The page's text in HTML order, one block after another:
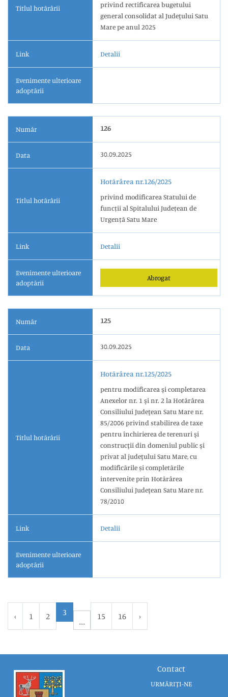
Titlul hotărârii
privind rectificarea bugetului
general consolidat al Judeţului Satu
Mare pe anul 2025
Link Detalii
Evenimente ulterioare
adoptării
Număr 126
Data 30.09.2025
Titlul hotărârii
Hotărârea nr.126/2025
privind modificarea Statului de
funcții al Spitalului Județean de
Urgență Satu Mare
Link Detalii
Evenimente ulterioare
adoptării
Abrogat
Număr 125
Data 30.09.2025
Titlul hotărârii
Hotărârea nr.125/2025
pentru modificarea şi completarea
Anexelor nr. 1 şi nr. 2 la Hotărârea
Consiliului Judeţean Satu Mare nr.
85/2006 privind stabilirea de taxe
pentru închirierea de terenuri şi
construcţii din domeniul public şi
privat al judeţului Satu Mare, cu
modificările și completările
intervenite prin Hotărârea
Consiliului Judeţean Satu Mare nr.
78/2010
Link Detalii
Evenimente ulterioare
adoptării
‹ 1 2 3 15 16 ›
Contact
URMĂRIȚI-NE